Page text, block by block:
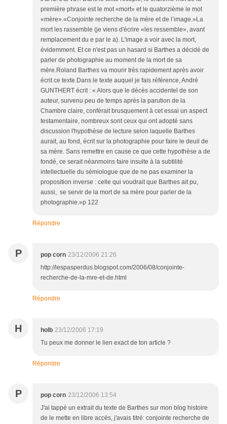
première phrase est le mot «mort» et le quatorzième le mot
«mère».«Conjointe recherche de la mère et de l’image.»La
mort les rassemble (je viens d'écrire «les ressemble», avant
remplacement du e par le a). L'image a voir avec la mort,
évidemment. Et ce n'est pas un hasard si Barthes a décidé de
parler de photographie au moment de la mort de sa
mère.Roland Barthes va mourir très rapidement après avoir
écrit ce texte.Dans le texte auquel je fais référence, André
GUNTHERT écrit : « Alors que le décès accidentel de son
auteur, survenu peu de temps après la parution de la
Chambre claire, conférait brusquement à cet essai un aspect
testamentaire, nombreux sont ceux qui ont adopté sans
discussion l'hypothèse de lecture selon laquelle Barthes
aurait, au fond, écrit sur la photographie pour faire le deuil de
sa mère. Sans remettre en cause ce que cette hypothèse a de
fondé, ce serait néanmoins faire insulte à la subtilité
intellectuelle du sémiologue que de ne pas examiner la
proposition inverse : celle qui voudrait que Barthes ait pu,
aussi, se servir de la mort de sa mère pour parler de la
photographie.»p 122
Répondre
P pop corn 23/12/2006 21:26
http://lespasperdus.blogspot.com/2006/08/conjointe-
recherche-de-la-mre-et-de.html
Répondre
H holb 23/12/2006 17:19
Tu peux me donner le lien exact de ton article ?
Répondre
P pop corn 23/12/2006 13:54
J'ai tappé un extrait du texte de Barthes sur mon blog histoire
de le mette en libre accès, j'avais titré: conjointe recherche de